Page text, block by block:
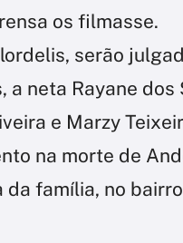
os filmasse.
serão
a neta Rayane
e Marzy
na morte de
da família, no